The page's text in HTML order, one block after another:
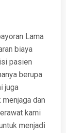
Lama
biaya
pasien
berupa
juga
dan
kami
menjadi